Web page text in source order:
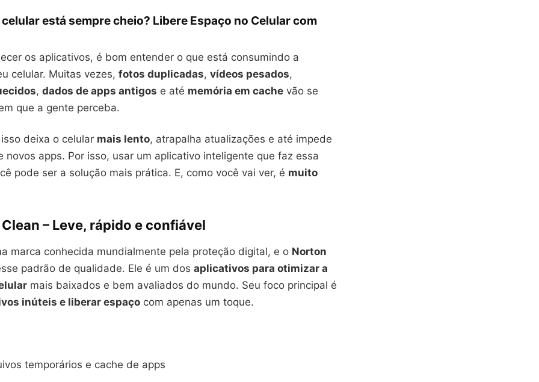
celular está sempre cheio? Libere Espaço no Celular com
os aplicativos, é bom entender o que está consumindo a
celular. Muitas vezes, fotos duplicadas, vídeos pesados,
, dados de apps antigos e até memória em cache vão se
que a gente perceba.
deixa o celular mais lento, atrapalha atualizações e até impede
novos apps. Por isso, usar um aplicativo inteligente que faz essa
pode ser a solução mais prática. E, como você vai ver, é muito
– Leve, rápido e confiável
marca conhecida mundialmente pela proteção digital, e o Norton
padrão de qualidade. Ele é um dos aplicativos para otimizar a
mais baixados e bem avaliados do mundo. Seu foco principal é
inúteis e liberar espaço com apenas um toque.
temporários e cache de apps